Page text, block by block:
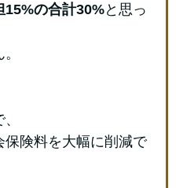
15%の合計30%と思っ
険料を大幅に削減で